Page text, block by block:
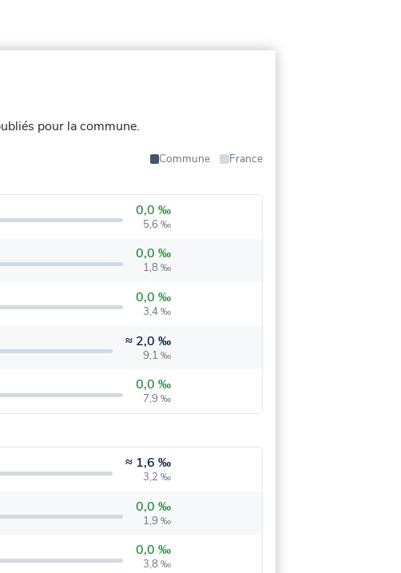
pour la commune.
Commune
France
0,0 ‰
5,6 ‰
0,0 ‰
1,8 ‰
0,0 ‰
3,4 ‰
≈ 2,0 ‰
9,1 ‰
0,0 ‰
7,9 ‰
≈ 1,6 ‰
3,2 ‰
0,0 ‰
1,9 ‰
0,0 ‰
3,8 ‰